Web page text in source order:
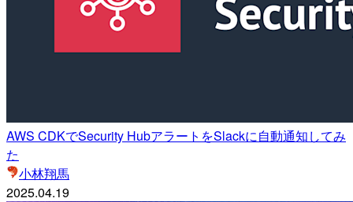
AWS CDKでSecurity HubアラートをSlackに自動通知してみ
た
小林翔馬
2025.04.19